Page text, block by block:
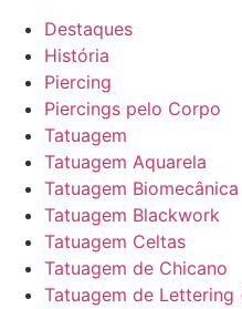
Destaques
História
Piercing
Piercings pelo Corpo
Tatuagem
Tatuagem Aquarela
Tatuagem Biomecânica
Tatuagem Blackwork
Tatuagem Celtas
Tatuagem de Chicano
Tatuagem de Lettering